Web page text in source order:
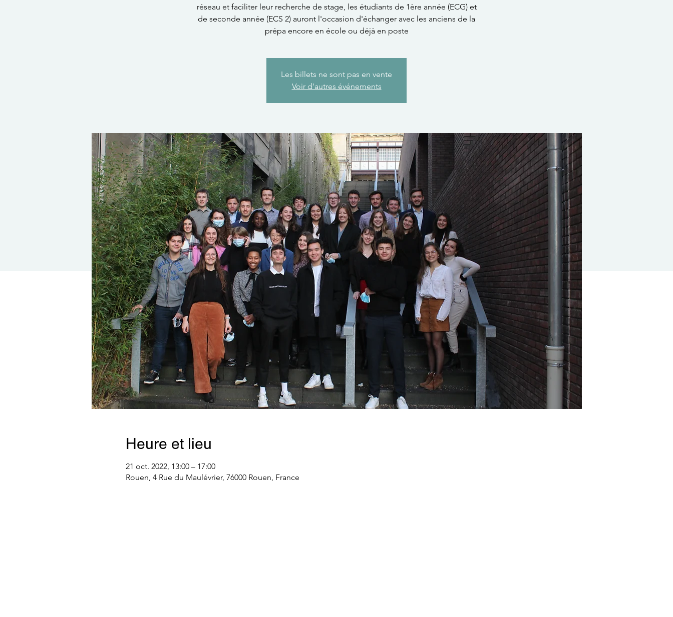
réseau et faciliter leur recherche de stage, les étudiants de 1ère année (ECG) et
de seconde année (ECS 2) auront l'occasion d'échanger avec les anciens de la
prépa encore en école ou déjà en poste
Les billets ne sont pas en vente
Voir d'autres événements
Heure et lieu
21 oct. 2022, 13:00 – 17:00
Rouen, 4 Rue du Maulévrier, 76000 Rouen, France